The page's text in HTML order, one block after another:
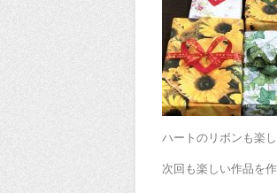
ハートのリボンも楽し
次回も楽しい作品を